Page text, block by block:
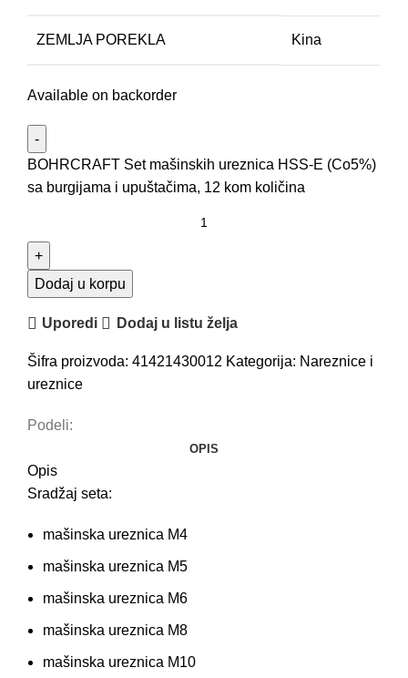
ZEMLJA POREKLA Kina
Available on backorder
BOHRCRAFT Set mašinskih ureznica HSS-E (Co5%)
sa burgijama i upuštačima, 12 kom količina
Dodaj u korpu
Uporedi Dodaj u listu želja
Šifra proizvoda: 41421430012 Kategorija: Nareznice i
ureznice
Podeli:
OPIS
Opis
Sradžaj seta:
mašinska ureznica M4
mašinska ureznica M5
mašinska ureznica M6
mašinska ureznica M8
mašinska ureznica M10